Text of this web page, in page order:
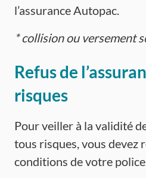
l’assurance Autopac.
* collision ou versement
Refus de
risques
Pour veiller à la validité
tous risques, vous devez
conditions de votre